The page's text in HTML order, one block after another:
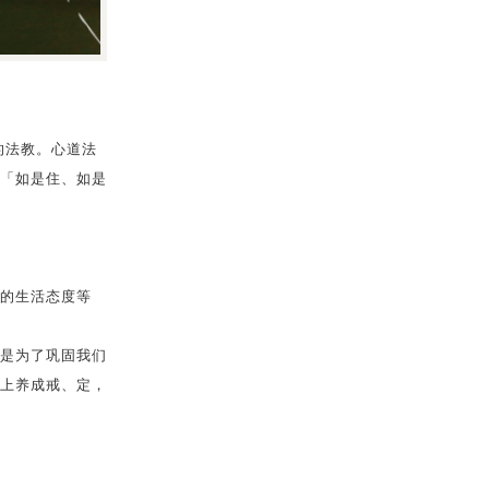
法教。心道法
如是住、如是
生活态度等
为了巩固我们
养成戒、定，